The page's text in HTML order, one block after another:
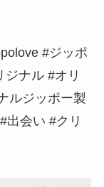
#ジッポ
ナル #オリ
ルジッポー製
出会い #クリ